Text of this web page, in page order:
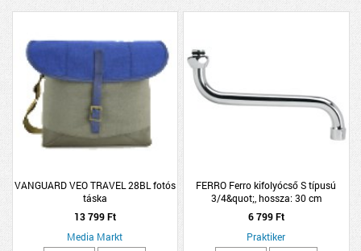
VANGUARD VEO TRAVEL 28BL fotós
táska
13 799 Ft
Media Markt
FERRO Ferro kifolyócső S típusú
3/4&quot;, hossza: 30 cm
6 799 Ft
Praktiker